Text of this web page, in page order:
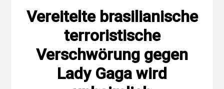
Vereitelte brasilianische
terroristische
Verschwörung gegen
Lady Gaga wird